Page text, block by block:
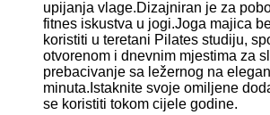
upijanja vlage.Dizajniran je za
fitnes iskustva u jogi.Joga majica
koristiti u teretani Pilates studiju,
otvorenom i dnevnim mjestima za
prebacivanje sa ležernog na
minuta.Istaknite svoje omiljene
se koristiti tokom cijele godine.